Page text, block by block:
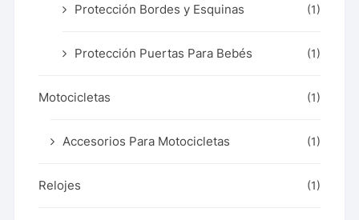
Protección Bordes y Esquinas (1)
Protección Puertas Para Bebés (1)
Motocicletas (1)
Accesorios Para Motocicletas (1)
Relojes (1)